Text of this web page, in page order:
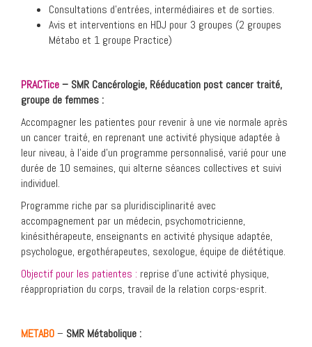
Consultations d’entrées, intermédiaires et de sorties.
Avis et interventions en HDJ pour 3 groupes (2 groupes
Métabo et 1 groupe Practice)
PRACTice– SMR Cancérologie, Rééducation post cancer traité,
groupe de femmes :
Accompagner les patientes pour revenir à une vie normale après
un cancer traité, en reprenant une activité physique adaptée à
leur niveau, à l’aide d’un programme personnalisé, varié pour une
durée de 10 semaines, qui alterne séances collectives et suivi
individuel.
Programme riche par sa pluridisciplinarité avec
accompagnement par un médecin, psychomotricienne,
kinésithérapeute, enseignants en activité physique adaptée,
psychologue, ergothérapeutes, sexologue, équipe de diététique.
Objectif pour les patientes : reprise d’une activité physique,
réappropriation du corps, travail de la relation corps-esprit.
METABO– SMR Métabolique :